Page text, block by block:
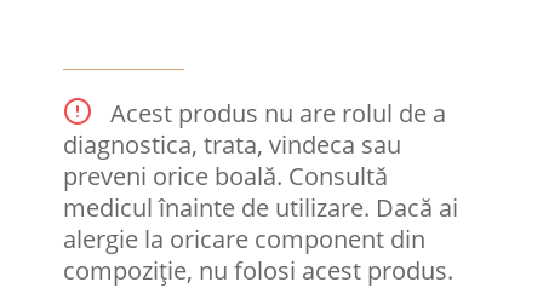
Acest produs nu are rolul de a
diagnostica, trata, vindeca sau
preveni orice boală. Consultă
medicul înainte de utilizare. Dacă ai
alergie la oricare component din
compoziție, nu folosi acest produs.